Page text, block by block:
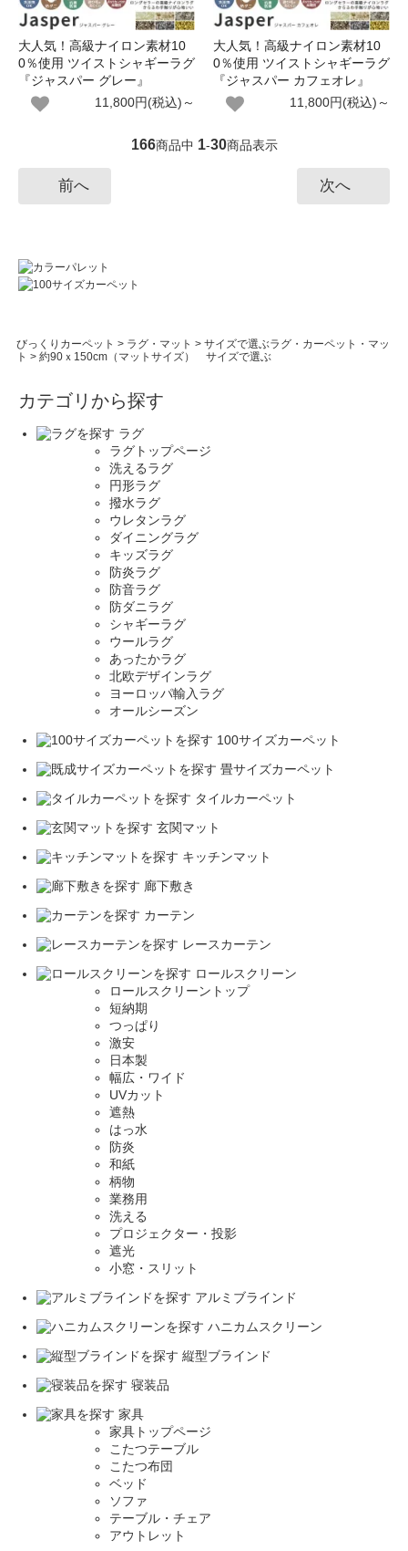
大人気！高級ナイロン素材10
0％使用 ツイストシャギーラグ
『ジャスパー グレー』
11,800円(税込)～
大人気！高級ナイロン素材10
0％使用 ツイストシャギーラグ
『ジャスパー カフェオレ』
11,800円(税込)～
166商品中 1-30商品表示
前へ 次へ
びっくりカーペット > ラグ・マット > サイズで選ぶラグ・カーペット・マッ
ト > 約90ｘ150cm（マットサイズ） サイズで選ぶ
カテゴリから探す
ラグ
ラグトップページ
洗えるラグ
円形ラグ
撥水ラグ
ウレタンラグ
ダイニングラグ
キッズラグ
防炎ラグ
防音ラグ
防ダニラグ
シャギーラグ
ウールラグ
あったかラグ
北欧デザインラグ
ヨーロッパ輸入ラグ
オールシーズン
100サイズカーペット
畳サイズカーペット
タイルカーペット
玄関マット
キッチンマット
廊下敷き
カーテン
レースカーテン
ロールスクリーン
ロールスクリーントップ
短納期
つっぱり
激安
日本製
幅広・ワイド
UVカット
遮熱
はっ水
防炎
和紙
柄物
業務用
洗える
プロジェクター・投影
遮光
小窓・スリット
アルミブラインド
ハニカムスクリーン
縦型ブラインド
寝装品
家具
家具トップページ
こたつテーブル
こたつ布団
ベッド
ソファ
テーブル・チェア
アウトレット